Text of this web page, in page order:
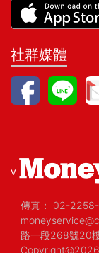
社群媒體
v
傳真： 02-
路一段268號20